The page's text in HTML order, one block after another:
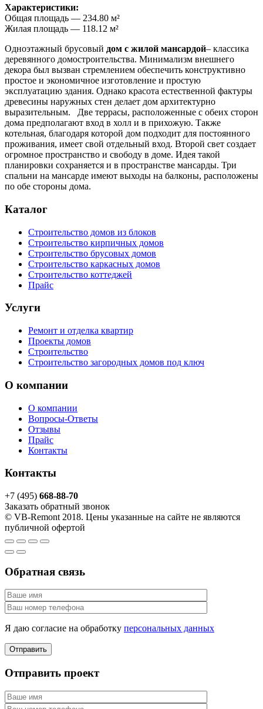
Характеристики:
Общая площадь — 234.80 м²
Жилая площадь — 118.12 м²
Одноэтажный брусовый дом с жилой мансардой– классика
деревянного домостроительства. Минимализм внешнего
декора был вызван стремлением обеспечить конструктивно
простое и экономичное изготовление и простую
эксплуатацию здания. Однако красота естественной фактуры
древесины наружных стен делает дом архитектурно
выразительным. Две террасы, расположенные с обеих сторон
дома предполагают вход в холл и в прихожую. Также
котельная, благодаря которой дом подходит для постоянного
проживания, имеет свой отдельный вход. Второй свет создает
огромное пространство и свободу в доме. Идея такой
планировки сохраняется и в пространстве мансарды. Три
спальни на мансарде имеют выходы на балконы, расположены
по обе стороны дома.
Каталог
Строительство домов из блоков
Строительство кирпичных домов
Строительство брусовых домов
Строительство каркасных домов
Строительство коттеджей
Прайс
Услуги
Ремонт и отделка квартир
Проекты домов
Строительство
Строительство загородных домов под ключ
О компании
О компании
Вопросы-Ответы
Отзывы
Прайс
Контакты
Контакты
+7 (495) 668-88-70
Заказать обратный звонок
© VB-Remont 2018. Цены указанные на сайте не являются
публичной офертой
Обратная связь
Я даю согласие на обработку персональных данных
Отправить проект